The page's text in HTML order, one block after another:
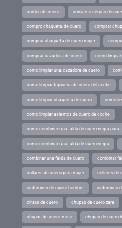
cordon de cuero converse negras de
compro chaqueta de cuero comprar
comprar chaqueta de cuero mujer
comprar cazadora de cuero como
como limpiar una cazadora de cuero
como limpiar tapiceria de cuero del coche
como limpiar chaqueta de cuero como
como limpiar asientos de cuero de coche
como combinar una falda de cuero negra para
como combinar una falda de cuero negra
combinar una falda de cuero combinar
collares de cuero para mujer collares de
cinturones de cuero hombre cinturones
cintas de cuero chupas de cuero zara
chupas de cuero moto chupas de cuero